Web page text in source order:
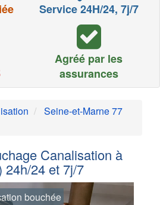
Service 24H/24, 7j/7
Agréé par les
assurances
Seine-et-Marne 77
Canalisation à
24h/24 et 7j/7
bouchée